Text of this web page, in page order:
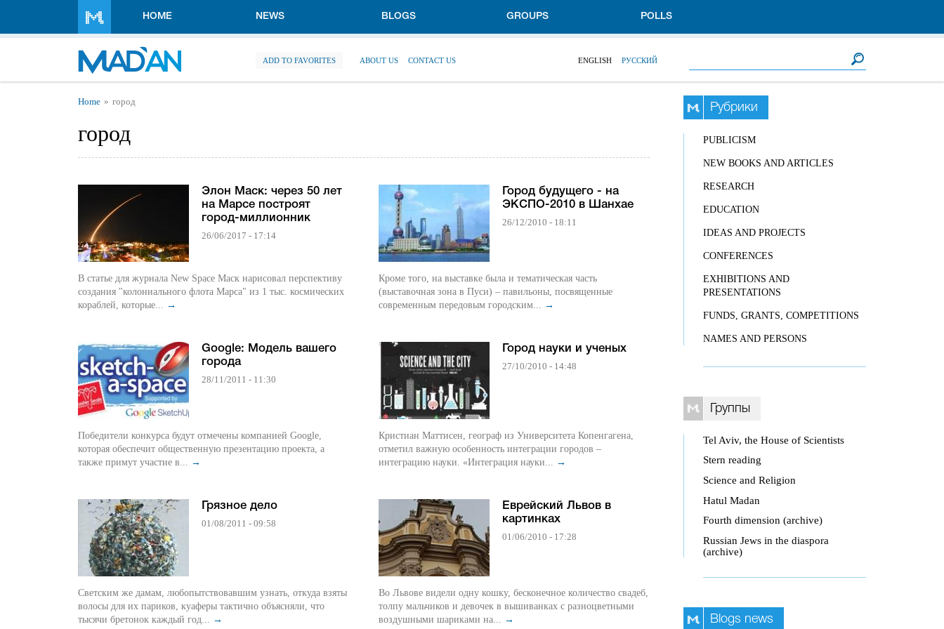
HOME NEWS BLOGS GROUPS POLLS
ADD TO FAVORITES ABOUT US CONTACT US ENGLISH РУССКИЙ
You are here
Home город
город
Элон Маск: через 50 лет
на Марсе построят
город-миллионник
26/06/2017 - 17:14
В статье для журнала New Space Маск нарисовал перспективу
создания "колониального флота Марса" из 1 тыс. космических
кораблей, которые... →
Google: Модель вашего
города
28/11/2011 - 11:30
Победители конкурса будут отмечены компанией Google,
которая обеспечит общественную презентацию проекта, а
также примут участие в... →
Грязное дело
01/08/2011 - 09:58
Светским же дамам, любопытствовавшим узнать, откуда взяты
волосы для их париков, куаферы тактично объясняли, что
тысячи бретонок каждый год... →
Город будущего - на
ЭКСПО-2010 в Шанхае
26/12/2010 - 18:11
Кроме того, на выставке была и тематическая часть
(выставочная зона в Пуси) – павильоны, посвященные
современным передовым городским... →
Город науки и ученых
27/10/2010 - 14:48
Кристиан Маттисен, географ из Университета Копенгагена,
отметил важную особенность интеграции городов –
интеграцию науки. «Интеграция науки... →
Еврейский Львов в
картинках
01/06/2010 - 17:28
Во Львове видели одну кошку, бесконечное количество свадеб,
толпу мальчиков и девочек в вышиванках с разноцветными
воздушными шариками на... →
Рубрики
PUBLICISM
NEW BOOKS AND ARTICLES
RESEARCH
EDUCATION
IDEAS AND PROJECTS
CONFERENCES
EXHIBITIONS AND
PRESENTATIONS
FUNDS, GRANTS, COMPETITIONS
NAMES AND PERSONS
Группы
Tel Aviv, the House of Scientists
Stern reading
Science and Religion
Hatul Madan
Fourth dimension (archive)
Russian Jews in the diaspora
(archive)
Blogs news